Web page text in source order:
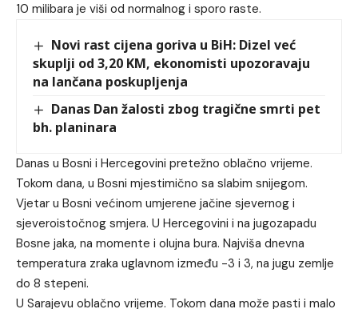
10 milibara je viši od normalnog i sporo raste.
Novi rast cijena goriva u BiH: Dizel već
skuplji od 3,20 KM, ekonomisti upozoravaju
na lančana poskupljenja
Danas Dan žalosti zbog tragične smrti pet
bh. planinara
Danas u Bosni i Hercegovini pretežno oblačno vrijeme.
Tokom dana, u Bosni mjestimično sa slabim snijegom.
Vjetar u Bosni većinom umjerene jačine sjevernog i
sjeveroistočnog smjera. U Hercegovini i na jugozapadu
Bosne jaka, na momente i olujna bura. Najviša dnevna
temperatura zraka uglavnom između -3 i 3, na jugu zemlje
do 8 stepeni.
U Sarajevu oblačno vrijeme. Tokom dana može pasti i malo